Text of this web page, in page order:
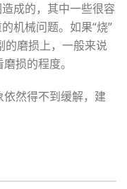
成的，其中一些很容
机械问题。如果“烧”
的磨损上，一般来说
损的程度。
然得不到缓解，建